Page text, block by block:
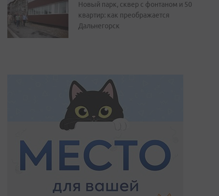
Новый парк, сквер с фонтаном и 50
квартир: как преображается
Дальнегорск